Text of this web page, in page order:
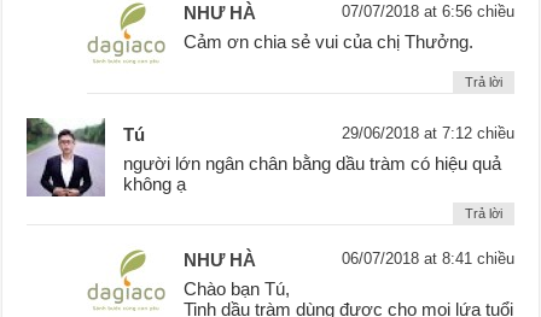
NHƯ HÀ 07/07/2018 at 6:56 chiều
Cảm ơn chia sẻ vui của chị Thưởng.
Trả lời
Tú 29/06/2018 at 7:12 chiều
người lớn ngân chân bằng dầu tràm có hiệu quả
không ạ
Trả lời
NHƯ HÀ 06/07/2018 at 8:41 chiều
Chào bạn Tú,
Tinh dầu tràm dùng được cho mọi lứa tuổi